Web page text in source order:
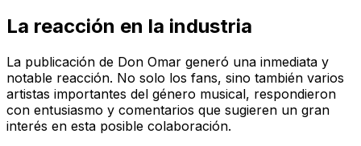
La reacción en la industria
La publicación de Don Omar generó una inmediata y
notable reacción. No solo los fans, sino también varios
artistas importantes del género musical, respondieron
con entusiasmo y comentarios que sugieren un gran
interés en esta posible colaboración.